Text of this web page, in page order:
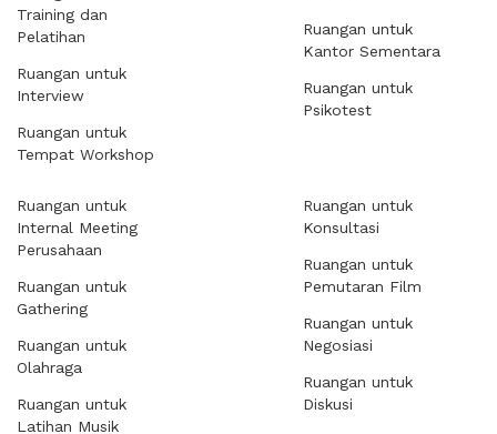
Training dan
Pelatihan
Ruangan untuk
Interview
Ruangan untuk
Tempat Workshop
Ruangan untuk
Kantor Sementara
Ruangan untuk
Psikotest
Ruangan untuk
Internal Meeting
Perusahaan
Ruangan untuk
Gathering
Ruangan untuk
Olahraga
Ruangan untuk
Latihan Musik
Ruangan untuk
Konsultasi
Ruangan untuk
Pemutaran Film
Ruangan untuk
Negosiasi
Ruangan untuk
Diskusi